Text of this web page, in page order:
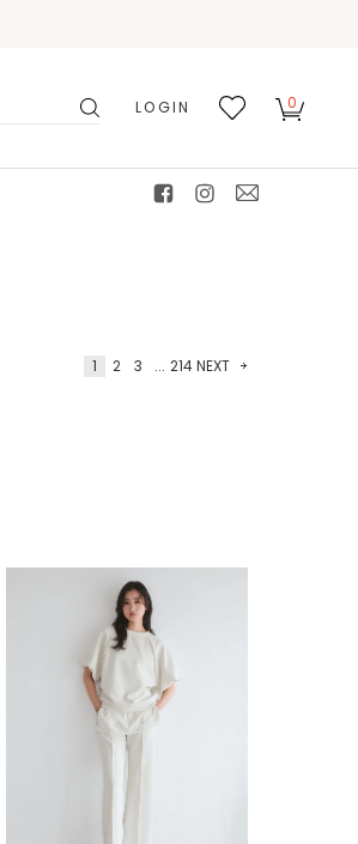
LOGIN 0
1 2 3 ... 214NEXT